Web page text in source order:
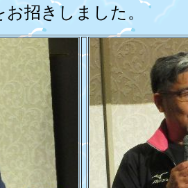
した。